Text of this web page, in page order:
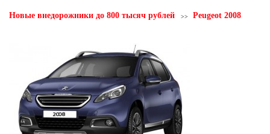
Новые внедорожники до 800 тысяч рублей Peugeot 2008